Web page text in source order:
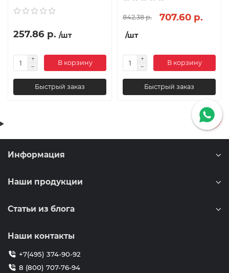
257.86 р. /шт
В корзину
Быстрый заказ
842.38 р. 707.60 р.
/шт
В корзину
Быстрый заказ
Информация
Наши продукции
Статьи из блога
Наши контакты
+7(495) 374-90-92
8 (800) 707-76-94